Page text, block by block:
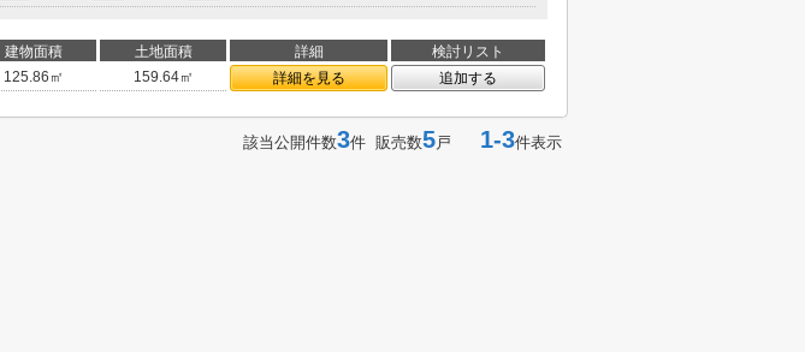
建物面積 土地面積 詳細
検討リスト
125.86㎡ 159.64㎡ 詳細を見る 追加する
該当公開件数3件 販売数5戸 1-3件表示